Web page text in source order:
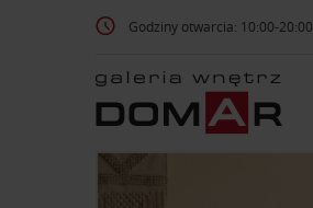
Godziny otwarcia: 10:00-20:00